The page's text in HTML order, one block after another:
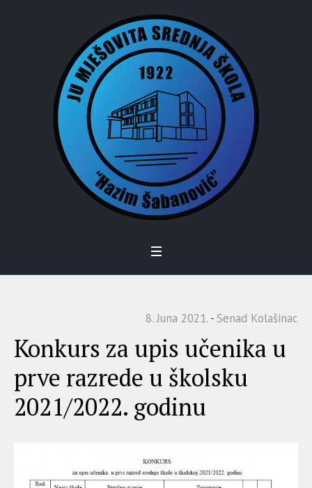
8. Juna 2021. Senad Kolašinac
Konkurs za upis učenika u
prve razrede u školsku
2021/2022. godinu